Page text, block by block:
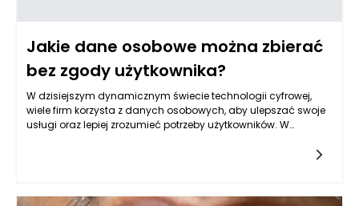
Jakie dane osobowe można zbierać
bez zgody użytkownika?
W dzisiejszym dynamicznym świecie technologii cyfrowej,
wiele firm korzysta z danych osobowych, aby ulepszać swoje
usługi oraz lepiej zrozumieć potrzeby użytkowników. W